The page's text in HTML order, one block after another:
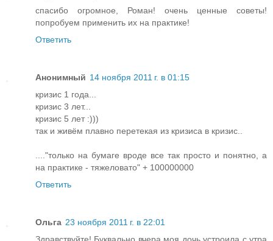
спасибо огромное, Роман! очень ценные советы!
попробуем применить их на практике!
Ответить
Анонимный 14 ноября 2011 г. в 01:15
кризис 1 года...
кризис 3 лет...
кризис 5 лет :)))
так и живём плавно перетекая из кризиса в кризис..
...."только на бумаге вроде все так просто и понятно, а
на практике - тяжеловато" + 100000000
Ответить
Ольга 23 ноября 2011 г. в 22:01